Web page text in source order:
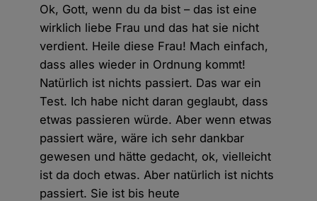
Ok, Gott, wenn du da bist – das ist eine
wirklich liebe Frau und das hat sie nicht
verdient. Heile diese Frau! Mach einfach,
dass alles wieder in Ordnung kommt!
Natürlich ist nichts passiert. Das war ein
Test. Ich habe nicht daran geglaubt, dass
etwas passieren würde. Aber wenn etwas
passiert wäre, wäre ich sehr dankbar
gewesen und hätte gedacht, ok, vielleicht
ist da doch etwas. Aber natürlich ist nichts
passiert. Sie ist bis heute